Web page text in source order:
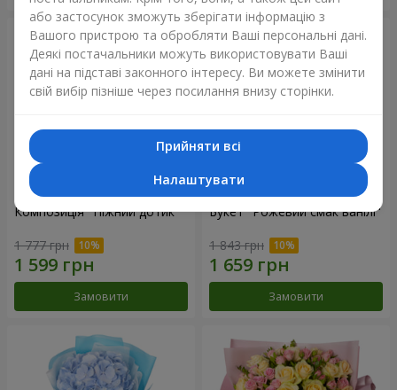
Композиція "Ніжний дотик"
1 777 грн
Замовити
Букет "Рожевий смак ванілі"
1 843 грн
Замовити
або застосунок зможуть зберігати інформацію з
Вашого пристрою та обробляти Ваші персональні дані.
Деякі постачальники можуть використовувати Ваші
дані на підставі законного інтересу. Ви можете змінити
свій вибір пізніше через посилання внизу сторінки.
Прийняти всі
Налаштувати